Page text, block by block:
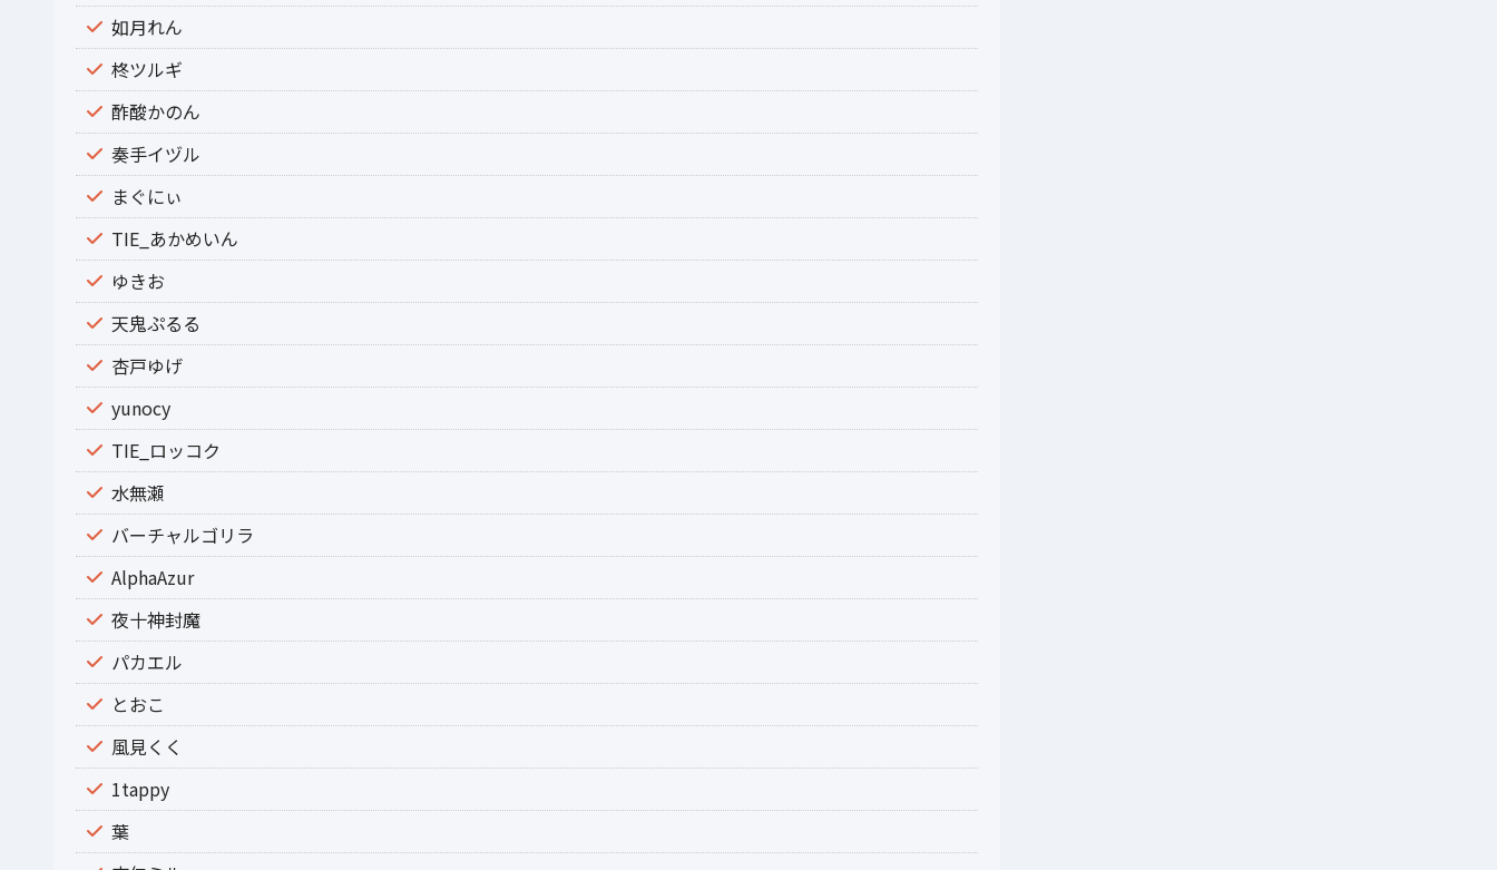
如月れん
柊ツルギ
酢酸かのん
奏手イヅル
まぐにぃ
TIE_あかめいん
ゆきお
天鬼ぷるる
杏戸ゆげ
yunocy
TIE_ロッコク
水無瀬
バーチャルゴリラ
AlphaAzur
夜十神封魔
パカエル
とおこ
風見くく
1tappy
葉